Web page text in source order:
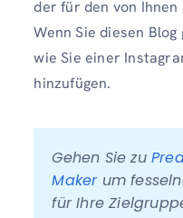
der für den von
Wenn Sie diesen
wie Sie einer
hinzufügen.
Gehen Sie zu
Maker um
für Ihre